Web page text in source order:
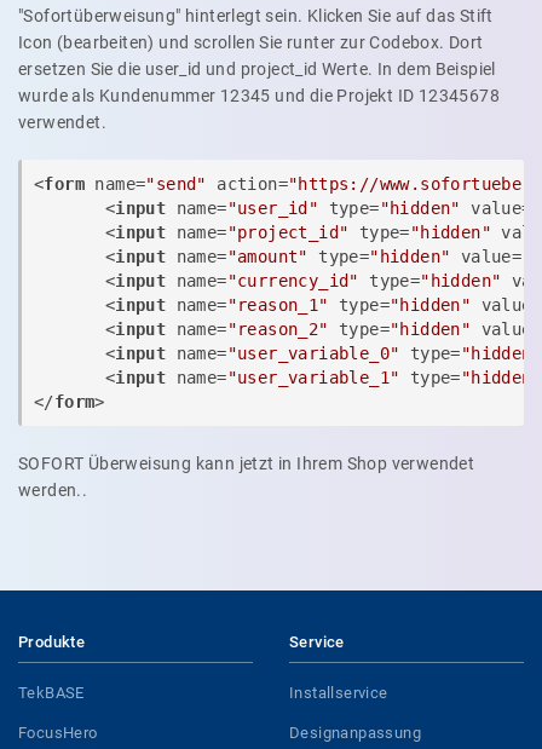
"Sofortüberweisung" hinterlegt sein. Klicken Sie auf das Stift
Icon (bearbeiten) und scrollen Sie runter zur Codebox. Dort
ersetzen Sie die user_id und project_id Werte. In dem Beispiel
wurde als Kundenummer 12345 und die Projekt ID 12345678
verwendet.
<form name="send" action="https://
<input name="user_id" type="hidden" value=
<input name="project_id" type="hidden"
<input name="amount" type="hidden" value=
<input name="currency_id" type="hidden"
<input name="reason_1" type="hidden" value
<input name="reason_2" type="hidden" value
<input name="user_variable_0" type="hidden"
<input name="user_variable_1" type="hidden"
</form>
SOFORT Überweisung kann jetzt in Ihrem Shop verwendet
werden..
Produkte
TekBASE
FocusHero
Service
Installservice
Designanpassung